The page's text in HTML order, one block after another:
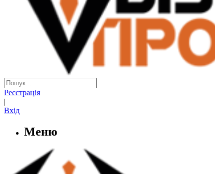
Реєстрація
|
Вхід
Меню